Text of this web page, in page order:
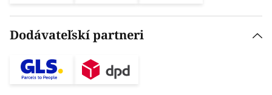
Dodávateľskí partneri